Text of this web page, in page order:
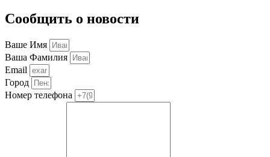
Сообщить о новости
Ваше Имя
Ваша Фамилия
Email
Город
Номер телефона